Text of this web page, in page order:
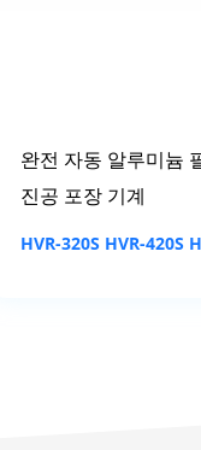
완전 자동 알루미늄
진공 포장 기계
HVR-320S HVR-420S